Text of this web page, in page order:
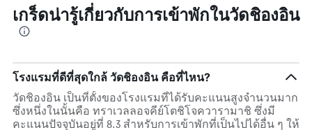
เกร็ดน่ารู้เกี่ยวกับการเข้าพักในวัดชิองอิน
โรงแรมที่ดีที่สุดใกล้ วัดชิองอิน คือที่ไหน?
วัดชิองอิน เป็นที่ตั้งของโรงแรมที่ได้รับคะแนนสูงจำนวนมาก
ซึ่งหนึ่งในนั้นคือ ทราเวลลอจคีย์โตชิโจควารามาชิ ซึ่งมี
คะแนนปัจจุบันอยู่ที่ 8.3 สำหรับการเข้าพักที่เป็นไปได้อื่น ๆ ให้